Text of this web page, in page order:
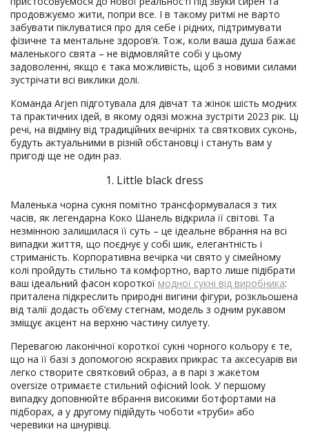
продовжуємо жити, попри все. І в такому ритмі не варто
забувати піклуватися про для себе і рідних, підтримувати
фізичне та ментальне здоров’я. Тож, коли ваша душа бажає
маленького свята – не відмовляйте собі у цьому
задоволенні, якщо є така можливість, щоб з новими силами
зустрічати всі виклики долі.
Команда Arjen підготувала для дівчат та жінок шість модних
та практичних ідей, в якому одязі можна зустріти 2023 рік. Ці
речі, на відміну від традиційних вечірніх та святкових суконь,
будуть актуальними в різній обстановці і стануть вам у
пригоді ще не один раз.
1. Little black dress
Маленька чорна сукня помітно трансформувалася з тих
часів, як легендарна Коко Шанель відкрила її світові. Та
незмінною залишилася її суть – це ідеальне вбрання на всі
випадки життя, що поєднує у собі шик, елегантність і
стриманість. Корпоративна вечірка чи свято у сімейному
колі пройдуть стильно та комфортно, варто лише підібрати
ваш ідеальний фасон короткої модної сукні від виробника:
приталена підкреслить природні вигини фігури, розкльошена
від талії додасть об’єму стегнам, модель з одним рукавом
зміщує акцент на верхню частину силуету.
Перевагою лаконічної короткої сукні чорного кольору є те,
що на її базі з допомогою яскравих прикрас та аксесуарів ви
легко створите святковий образ, а в парі з жакетом
oversize отримаєте стильний офісний look. У першому
випадку доповнюйте вбрання високими ботфортами на
підборах, а у другому підійдуть чоботи «труби» або
черевики на шнурівці.